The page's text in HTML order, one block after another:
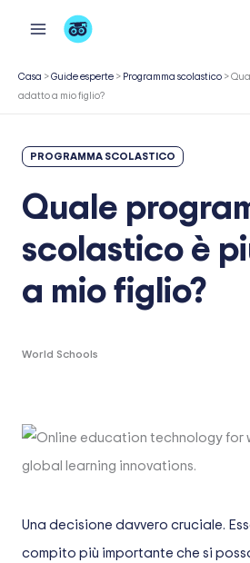
contenuto
Casa >Guide esperte > Programma scolastico >
adatto a mio figlio?
PROGRAMMA SCOLASTICO
Quale
scolastico è
a mio figlio?
World Schools
Una decisione davvero cruciale.
compito più importante che si